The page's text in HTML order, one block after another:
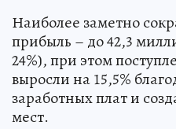
Наиболее заметно
прибыль – до 42,3
24%), при этом
выросли на 15,5%
заработных плат и
мест.